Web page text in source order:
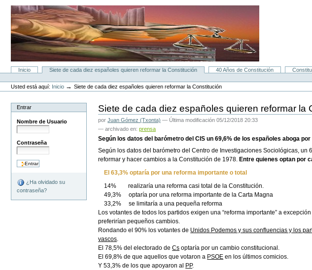
contenido.
Saltar
navegación
Secciones
Inicio Siete de cada diez españoles quieren reformar la Constitución 40 Años de Constitución
Herramientas
Personales
Usted está aquí: Inicio →Siete de cada diez españoles quieren reformar la Constitución
Entrar
Nombre de Usuario
Contraseña
¿Ha olvidado su
contraseña?
Siete de cada diez españoles quieren reformar la
porJuan Gómez (Txonta) — Última modificación 05/12/2018 20:33
— archivado en:prensa
Según los datos del barómetro del CIS un 69,6% de los españoles aboga
Según los datos del barómetro del Centro de Investigaciones Sociológicas, un
reformar y hacer cambios a la Constitución de 1978. Entre quienes optan por
El 63,3% optaría por una reforma importante o total
14% realizaría una reforma casi total de la Constitución.
49,3% optaría por una reforma importante de la Carta Magna
33,2% se limitaría a una pequeña reforma
Los votantes de todos los partidos exigen una “reforma importante” a
preferirían pequeños cambios.
Rondando el 90% los votantes de Unidos Podemos y sus confluencias y los
vascos.
El 78,5% del electorado deCs optaría por un cambio constitucional.
El 69,8% de que aquellos que votaron a PSOE en los últimos comicios.
Y 53,3% de los que apoyaron al PP.